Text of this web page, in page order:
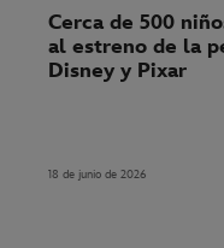
Cerca de 500
al estreno de la
Disney y Pixar
18 de junio de 2026